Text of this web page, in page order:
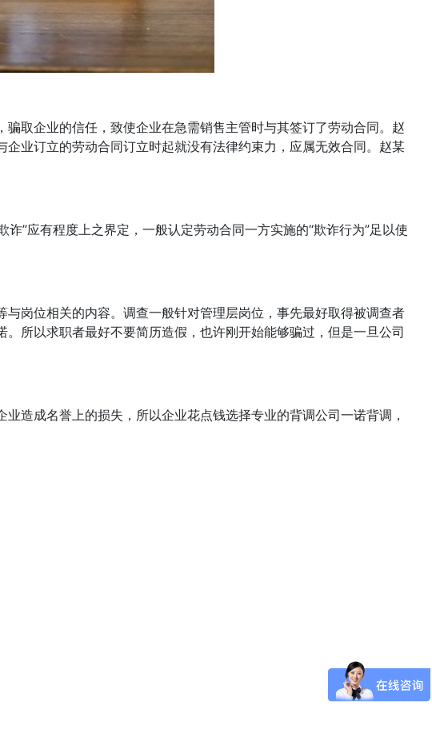
取企业的信任，致使企业在急需销售主管时与其签订了劳动合同。赵
业订立的劳动合同订立时起就没有法律约束力，应属无效合同。赵某
”应有程度上之界定，一般认定劳动合同一方实施的“欺诈行为”足以使
岗位相关的内容。调查一般针对管理层岗位，事先最好取得被调查者
所以求职者最好不要简历造假，也许刚开始能够骗过，但是一旦公司
造成名誉上的损失，所以企业花点钱选择专业的背调公司一诺背调，